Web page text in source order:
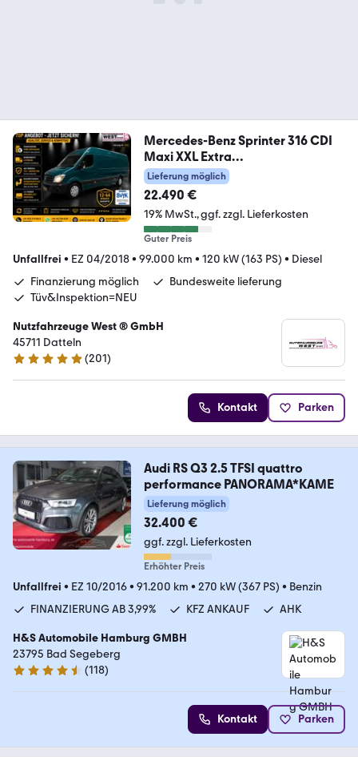
Mercedes-Benz Sprinter 316 CDI
Maxi XXL Extra
Lang+Hoch*1.Hand
Lieferung möglich
22.490 €
19% MwSt. ggf. zzgl. Lieferkosten
Guter Preis
Unfallfrei • EZ 04/2018• 99.000 km • 120 kW (163 PS) • Diesel
Finanzierung möglich
Bundesweite lieferung
Tüv&Inspektion=NEU
Nutzfahrzeuge West ® GmbH
45711 Datteln
4.9 Sterne
(201)
Kontakt Parken
Audi RS Q3 2.5 TFSI quattro
performance PANORAMA*KAME
Lieferung möglich
32.400 €
ggf. zzgl. Lieferkosten
Erhöhter Preis
Unfallfrei • EZ 10/2016• 91.200 km • 270 kW (367 PS) • Benzin
FINANZIERUNG AB 3,99%
KFZ ANKAUF AHK
H&S Automobile Hamburg GMBH
23795 Bad Segeberg
4.6 Sterne
(118)
Kontakt Parken